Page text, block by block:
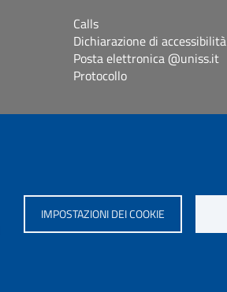
IMPOSTAZIONI DEI COOKIE
Calls
Dichiarazione di accessibilità
Posta elettronica @uniss.it
Protocollo